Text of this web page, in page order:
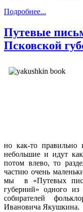
Подробнее...
Путевые
Псковской
но как-то
небольшие и идут
потом влево, то
частию очень
мы в «Путевых
губерний» одного
собирателей
Ивановича Якушкина.